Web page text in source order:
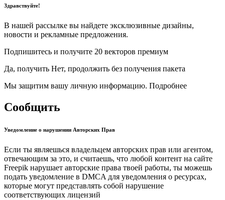
Здравствуйте!
В нашей рассылке вы найдете эксклюзивные дизайны,
новости и рекламные предложения.
Подпишитесь и получите 20 векторов премиум
Да, получить Нет, продолжить без получения пакета
Мы защитим вашу личную информацию. Подробнее
Сообщить
Уведомление о нарушении Авторских Прав
Если ты являешься владельцем авторских прав или агентом,
отвечающим за это, и считаешь, что любой контент на сайте
Freepik нарушает авторские права твоей работы, ты можешь
подать уведомление в DMCA для уведомления о ресурсах,
которые могут представлять собой нарушение
соответствующих лицензий